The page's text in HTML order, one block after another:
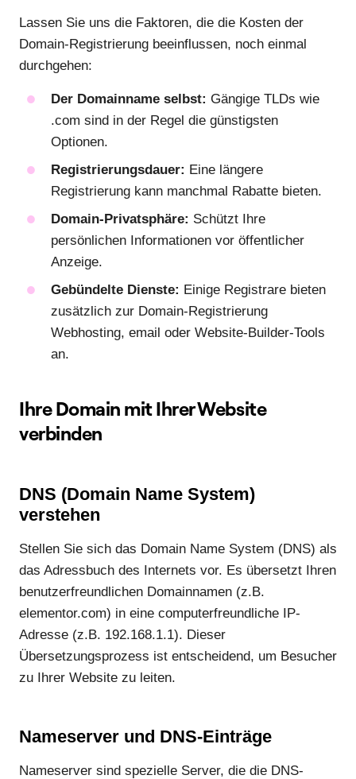
Lassen Sie uns die Faktoren, die die Kosten der
Domain-Registrierung beeinflussen, noch einmal
durchgehen:
Der Domainname selbst: Gängige TLDs wie
.com sind in der Regel die günstigsten
Optionen.
Registrierungsdauer: Eine längere
Registrierung kann manchmal Rabatte bieten.
Domain-Privatsphäre: Schützt Ihre
persönlichen Informationen vor öffentlicher
Anzeige.
Gebündelte Dienste: Einige Registrare bieten
zusätzlich zur Domain-Registrierung
Webhosting, email oder Website-Builder-Tools
an.
Ihre Domain mit Ihrer Website
verbinden
DNS (Domain Name System)
verstehen
Stellen Sie sich das Domain Name System (DNS) als
das Adressbuch des Internets vor. Es übersetzt Ihren
benutzerfreundlichen Domainnamen (z.B.
elementor.com) in eine computerfreundliche IP-
Adresse (z.B. 192.168.1.1). Dieser
Übersetzungsprozess ist entscheidend, um Besucher
zu Ihrer Website zu leiten.
Nameserver und DNS-Einträge
Nameserver sind spezielle Server, die die DNS-